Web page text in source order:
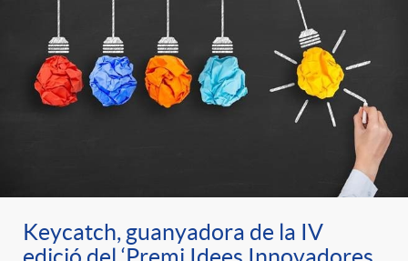
Keycatch, guanyadora de la IV